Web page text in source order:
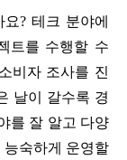
? 테크 분야에
트를 수행할 수
비자 조사를 진
날이 갈수록 경
를 잘 알고 다양
능숙하게 운영할